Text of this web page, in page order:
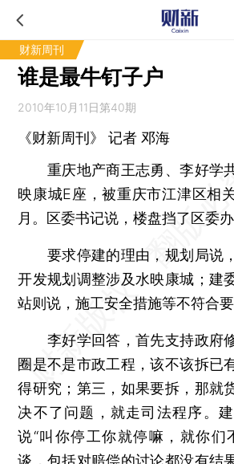
财新周刊
谁是最牛钉子户
2010年10月11日第40期
《财新周刊》 记者 邓海
重庆地产商王志勇、李好学
映康城E座，被重庆市江津区相
月。区委书记说，楼盘挡了区委办
要求停建的理由，规划局说
开发规划调整涉及水映康城；建
站则说，施工安全措施等不符合要
李好学回答，首先支持政府
圈是不是市政工程，该不该拆已
得研究；第三，如果要拆，那就
决不了问题，就走司法程序。
说“叫你停工你就停嘛，就你们
谈，包括对赔偿的讨论都没有结